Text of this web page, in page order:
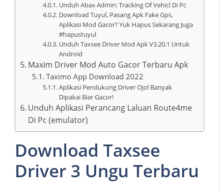
Unduh Abax Admin: Tracking Of Vehicl Di Pc
Download Tuyul, Pasang Apk Fake Gps,
Aplikasi Mod Gacor? Yuk Hapus Sekarang Juga
#hapustuyul
Unduh Taxsee Driver Mod Apk V3.20.1 Untuk
Android
Maxim Driver Mod Auto Gacor Terbaru Apk
Taximo App Download 2022
Aplikasi Pendukung Driver Ojol Banyak
Dipakai Biar Gacor!
Unduh Aplikasi Perancang Laluan Route4me
Di Pc (emulator)
Download Taxsee
Driver 3 Ungu Terbaru